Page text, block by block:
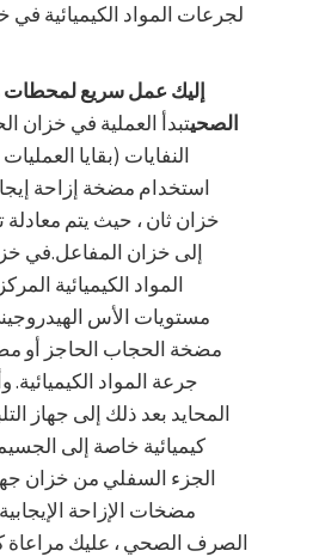
لجرعات المواد الكيميائية في
إليك عمل سريع لمحطات
الصحيتبدأ العملية في خزان
النفايات (بقايا
استخدام مضخة إزاحة
خزان ثان ، حيث يتم معادلة
إلى خزان المفاعل.في
المواد الكيميائية
مستويات الأس
مضخة الحجاب الحاجز أو
جرعة المواد الكيميائية.
المحايد بعد ذلك إلى جهاز
كيميائية خاصة إلى
الجزء السفلي من خزان جهاز
مضخات الإزاحة
الصرف الصحي ، عليك مراعاة